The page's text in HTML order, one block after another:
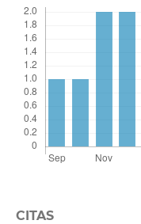
CITAS